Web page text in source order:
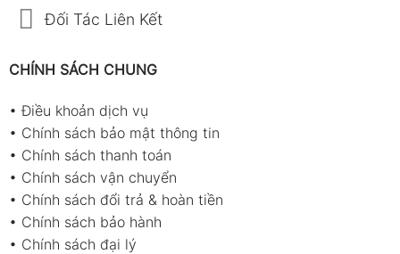
Đối Tác Liên Kết
CHÍNH SÁCH CHUNG
•Điều khoản dịch vụ
• Chính sách bảo mật thông tin
• Chính sách thanh toán
• Chính sách vận chuyển
• Chính sách đổi trả & hoàn tiền
• Chính sách bảo hành
• Chính sách đại lý